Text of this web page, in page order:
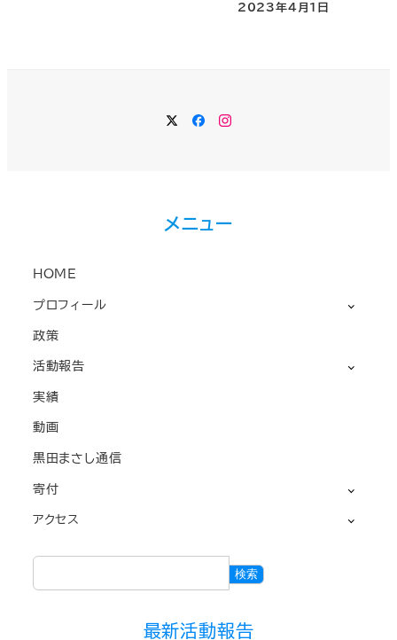
2023年4月1日
Twitter
Facebook
Instagram
メニュー
HOME
プロフィール
政策
活動報告
実績
動画
黒田まさし通信
寄付
アクセス
索
検索
最新活動報告